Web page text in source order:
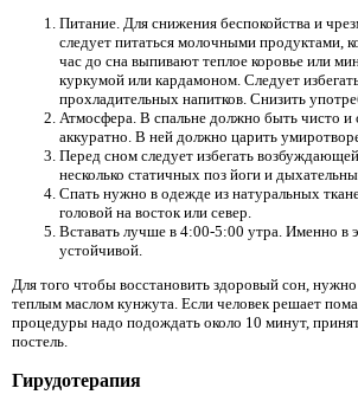
Питание. Для снижения беспокойства и
следует питаться молочными продуктами,
час до сна выпивают теплое коровье или
куркумой или кардамоном. Следует
прохладительных напитков. Снизить
Атмосфера. В спальне должно быть чисто
аккуратно. В ней должно царить
Перед сном следует избегать
несколько статичных поз йоги и
Спать нужно в одежде из натуральных
головой на восток или север.
Вставать лучше в 4:00-5:00 утра. Именно в
устойчивой.
Для того чтобы восстановить здоровый сон,
теплым маслом кунжута. Если человек решает
процедуры надо подождать около 10 минут,
постель.
Гирудотерапия